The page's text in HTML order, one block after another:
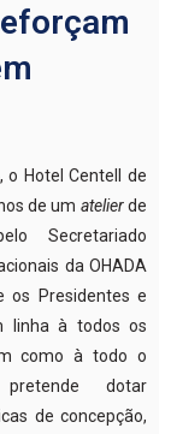
o Hotel Centell de
de um atelierde
Secretariado
da OHADA
os Presidentes e
linha à todos os
como à todo o
dotar
de concepção,